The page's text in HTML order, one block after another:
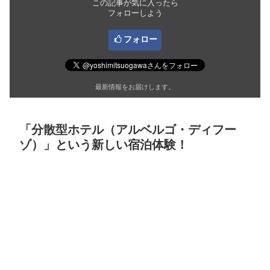
この記事が気に入ったら
フォローしよう
フォロー
最新情報をお届けします。
「分散型ホテル（アルベルゴ・ディフー
ゾ）」という新しい宿泊体験！